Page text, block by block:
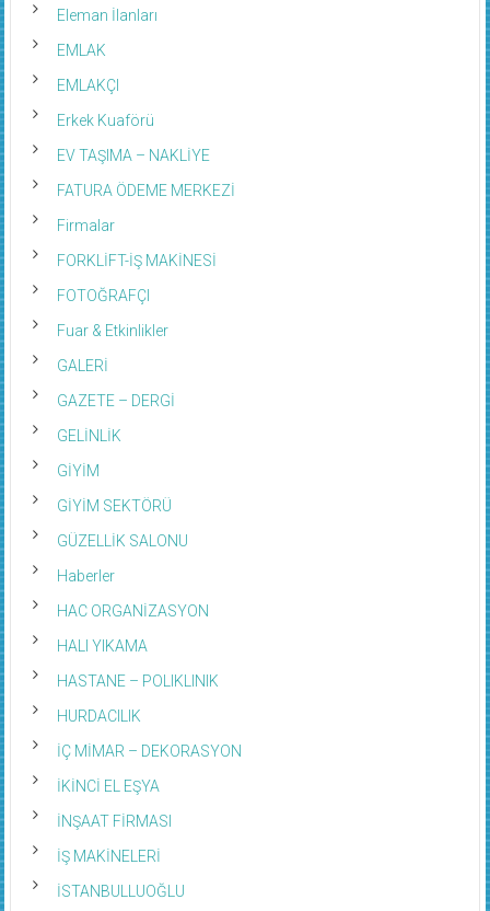
Eleman İlanları
EMLAK
EMLAKÇI
Erkek Kuaförü
EV TAŞIMA – NAKLİYE
FATURA ÖDEME MERKEZİ
Firmalar
FORKLİFT-İŞ MAKİNESİ
FOTOĞRAFÇI
Fuar & Etkinlikler
GALERİ
GAZETE – DERGİ
GELİNLİK
GİYİM
GİYİM SEKTÖRÜ
GÜZELLİK SALONU
Haberler
HAC ORGANİZASYON
HALI YIKAMA
HASTANE – POLIKLINIK
HURDACILIK
İÇ MİMAR – DEKORASYON
İKİNCİ EL EŞYA
İNŞAAT FİRMASI
İŞ MAKİNELERİ
İSTANBULLUOĞLU